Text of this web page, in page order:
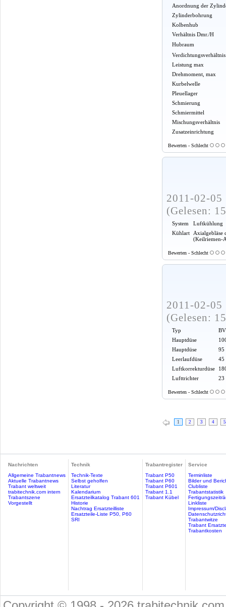
Anordnung der
Zylinderbohrung
Kolbenhub
Verhältnis Dmr./H
Hubraum
Verdichtungsverhältnis
Leistung max
Drehmoment, max
Kurbelwelle
Pleuellager
Schmierung
Schmiermittel
Mischungsverhältnis
Zusatzeinrichtung
Bewerten - Schlecht
2011-02-
(Gelesen:
System
Luftkühlung
Kühlart
Axialgebläse
(Keilriemen-
Bewerten - Schlecht
2011-02-
(Gelesen:
Typ
Hauptdüse
Hauptdüse
95
Leerlaufdüse
45
Luftkorrekturdüse
Lufttrichter
23
Bewerten - Schlecht
1 2 3 4 5
Nachrichten
Allgemeine Trabantnews
Aktuelle Trabantnews
Trabant weltweit
trabitechnik.com intern
Trabantszene
Vorgestellt
Technik
Technik-Texte
Selbst geholfen
Literatur
Kalendarium
Ersatzteilkatalog Trabant 601
Historie
Nachtrag Ersatzteilliste
Ersatzteile-Liste P50, P60
SRI
Trabantregister
Trabant P50
Trabant P60
Trabant P601
Trabant 1.1
Trabant Kübel
Service
Terminliste
Bilder und
Clubliste
Trabantstatistik
Linkliste
Impressum/
Trabantwitze
Trabant
Trabantkosten